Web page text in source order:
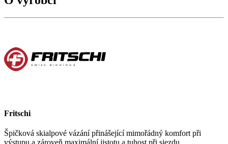
Fritschi
Špičková skialpové vázání přinášející mimořádný komfort při